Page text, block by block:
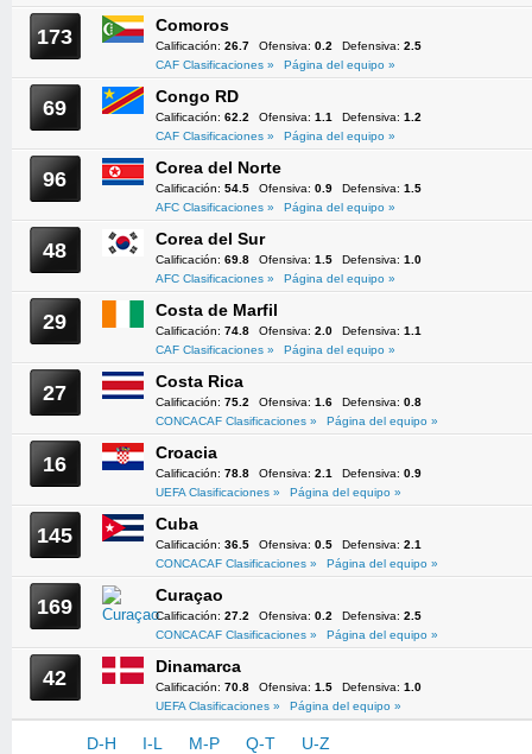
173 Comoros
Calificación: 26.7 Ofensiva: 0.2 Defensiva: 2.5
CAF Clasificaciones »
Página del equipo »
69 Congo RD
Calificación: 62.2 Ofensiva: 1.1 Defensiva: 1.2
CAF Clasificaciones »
Página del equipo »
96 Corea del Norte
Calificación: 54.5 Ofensiva: 0.9 Defensiva: 1.5
AFC Clasificaciones »
Página del equipo »
48 Corea del Sur
Calificación: 69.8 Ofensiva: 1.5 Defensiva: 1.0
AFC Clasificaciones »
Página del equipo »
29 Costa de Marfil
Calificación: 74.8 Ofensiva: 2.0 Defensiva: 1.1
CAF Clasificaciones »
Página del equipo »
27 Costa Rica
Calificación: 75.2 Ofensiva: 1.6 Defensiva: 0.8
CONCACAF Clasificaciones »
Página del equipo »
16 Croacia
Calificación: 78.8 Ofensiva: 2.1 Defensiva: 0.9
UEFA Clasificaciones »
Página del equipo »
145 Cuba
Calificación: 36.5 Ofensiva: 0.5 Defensiva: 2.1
CONCACAF Clasificaciones »
Página del equipo »
169 Curaçao
Calificación: 27.2 Ofensiva: 0.2 Defensiva: 2.5
CONCACAF Clasificaciones »
Página del equipo »
42 Dinamarca
Calificación: 70.8 Ofensiva: 1.5 Defensiva: 1.0
UEFA Clasificaciones »
Página del equipo »
D-H I-L M-P Q-T U-Z